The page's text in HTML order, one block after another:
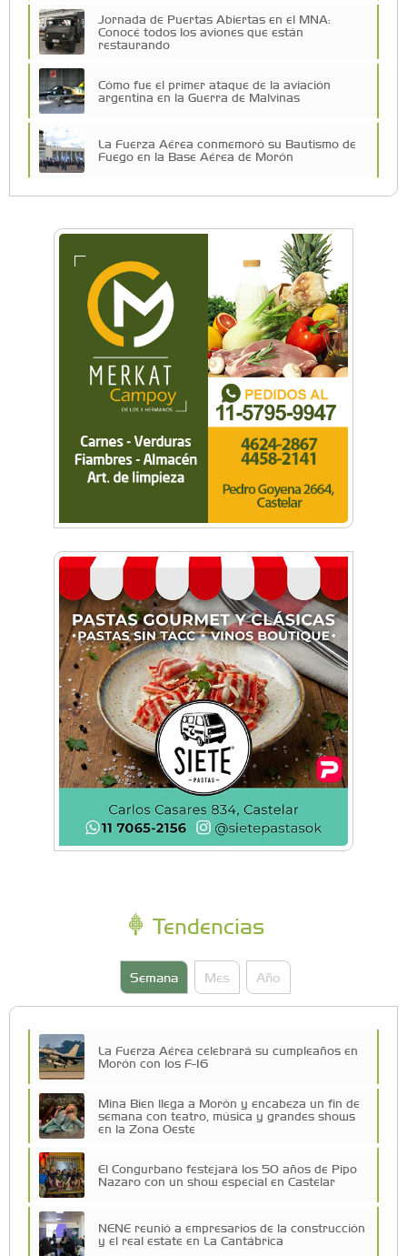
Jornada de Puertas Abiertas en el MNA:
Conocé todos los aviones que están
restaurando
Cómo fue el primer ataque de la aviación
argentina en la Guerra de Malvinas
La Fuerza Aérea conmemoró su Bautismo de
Fuego en la Base Aérea de Morón
El Museo Nacional de Aeronáutica recordó la
Guerra de Malvinas con una visita guiada
especial
Morón: Conocé los aviones que combatieron
en la Guerra de Malvinas
Cielos Abiertos: Morón fue sede del evento que
impulsa la inclusión de la mujer en la aviación
Festival aéreo: El cielo de General Rodríguez se
llenó de aviones
Festival aéreo: llega la Convención en Vuelo de
Hangar Zero: Conocé el primer museo
aeronáutico privado del país
Conocé a la Escuadrilla Histórica que opera
desde la Base de Morón
Tendencias
Semana Mes Año
La Fuerza Aérea celebrará su cumpleaños en
Morón con los F-16
Mina Bien llega a Morón y encabeza un fin de
semana con teatro, música y grandes shows
en la Zona Oeste
El Congurbano festejará los 50 años de Pipo
Nazaro con un show especial en Castelar
NENE reunió a empresarios de la construcción
y el real estate en La Cantábrica